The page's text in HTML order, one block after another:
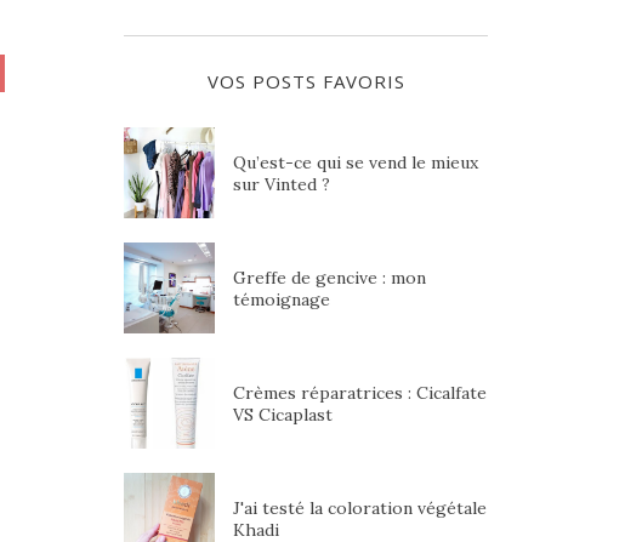
VOS POSTS FAVORIS
Qu’est-ce qui se vend le mieux
sur Vinted ?
Greffe de gencive : mon
témoignage
Crèmes réparatrices : Cicalfate
VS Cicaplast
J'ai testé la coloration végétale
Khadi